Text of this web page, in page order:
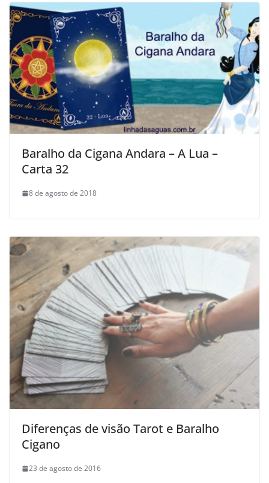
Baralho da Cigana Andara – A Lua –
Carta 32
8 de agosto de 2018
Diferenças de visão Tarot e Baralho
Cigano
23 de agosto de 2016